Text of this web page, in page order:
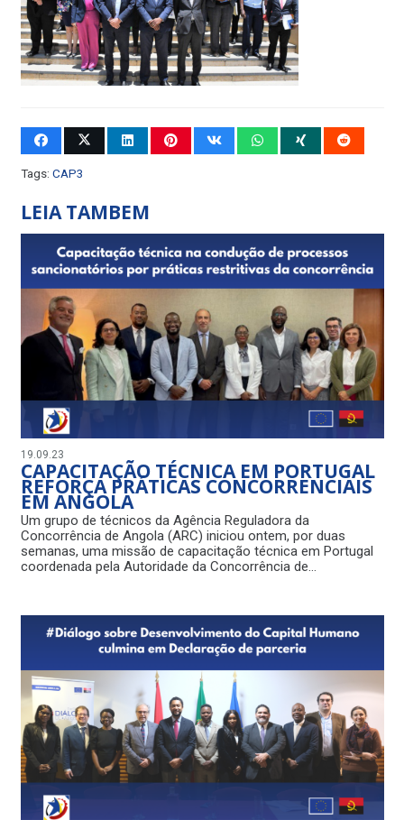
Tags: CAP3
LEIA TAMBEM
19.09.23
CAPACITAÇÃO TÉCNICA EM PORTUGAL
REFORÇA PRÁTICAS CONCORRENCIAIS
EM ANGOLA
Um grupo de técnicos da Agência Reguladora da
Concorrência de Angola (ARC) iniciou ontem, por duas
semanas, uma missão de capacitação técnica em Portugal
coordenada pela Autoridade da Concorrência de…